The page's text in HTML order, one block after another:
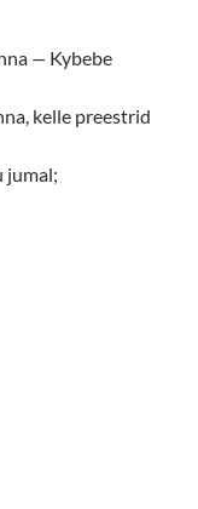
— Kybebe
kelle preestrid
jumal;